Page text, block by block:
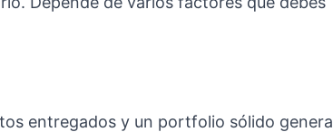
entregados y un portfolio sólido genera